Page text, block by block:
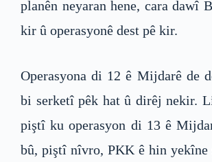
planên neyaran hene, cara dawî
kir û operasyonê dest pê kir.
Operasyona di 12 ê Mijdarê de
bi serketî pêk hat û dirêj nekir.
piştî ku operasyon di 13 ê
bû, piştî nîvro, PKK ê hin yekîne